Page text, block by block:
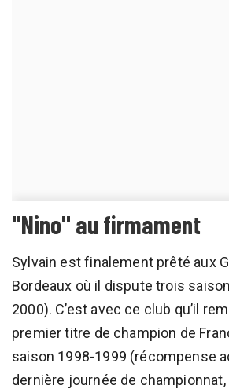
"Nino" au firmament
Sylvain est finalement prêté aux
Bordeaux où il dispute trois
2000). C’est avec ce club qu’il
premier titre de champion de
saison 1998-1999 (récompense
dernière journée de